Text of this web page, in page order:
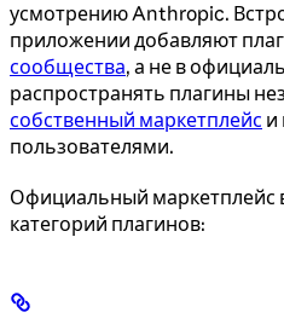
усмотрению Anthropic.
приложении добавляют
сообщества, а не в
распространять плагины
собственный маркетплейс и
пользователями.
Официальный маркетплейс
категорий плагинов: